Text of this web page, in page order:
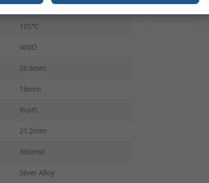
-40°C
105°C
400Ω
20.6mm
16mm
RoHS
21.2mm
360mW
Silver Alloy